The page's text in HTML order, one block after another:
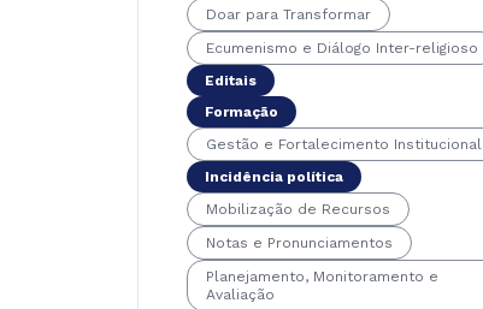
Doar para Transformar
Ecumenismo e Diálogo Inter-religioso
Editais
Formação
Gestão e Fortalecimento Institucional
Incidência política
Mobilização de Recursos
Notas e Pronunciamentos
Planejamento, Monitoramento e
Avaliação